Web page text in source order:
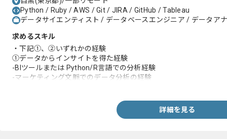
Python / Ruby / AWS / Git / JIRA / GitHub / Tableau
データサイエンティスト / データベースエンジニア / データア
求めるスキル
・下記①、②いずれかの経験
①データからインサイトを得た経験
-BIツールまたは Python/R言語での分析経験
-マーケティング文脈でのデータ分析の経験
-データ分析基盤開発における、ETL処理の経験
詳細を見る